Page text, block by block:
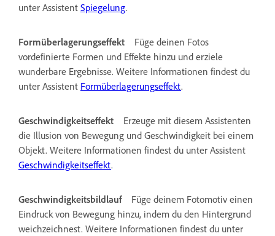
unter Assistent Spiegelung.
Formüberlagerungseffekt
Füge deinen Fotos
vordefinierte Formen und Effekte hinzu und erziele
wunderbare Ergebnisse. Weitere Informationen findest du
unter Assistent Formüberlagerungseffekt.
Geschwindigkeitseffekt
Erzeuge mit diesem Assistenten
die Illusion von Bewegung und Geschwindigkeit bei einem
Objekt. Weitere Informationen findest du unter Assistent
Geschwindigkeitseffekt.
Geschwindigkeitsbildlauf
Füge deinem Fotomotiv einen
Eindruck von Bewegung hinzu, indem du den Hintergrund
weichzeichnest. Weitere Informationen findest du unter